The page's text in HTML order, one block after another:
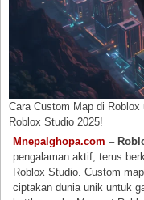
Cara Custom Map di
Roblox Studio 2025!
Mnepalghopa.com –
pengalaman aktif, terus
Roblox Studio. Custom
ciptakan dunia unik untuk